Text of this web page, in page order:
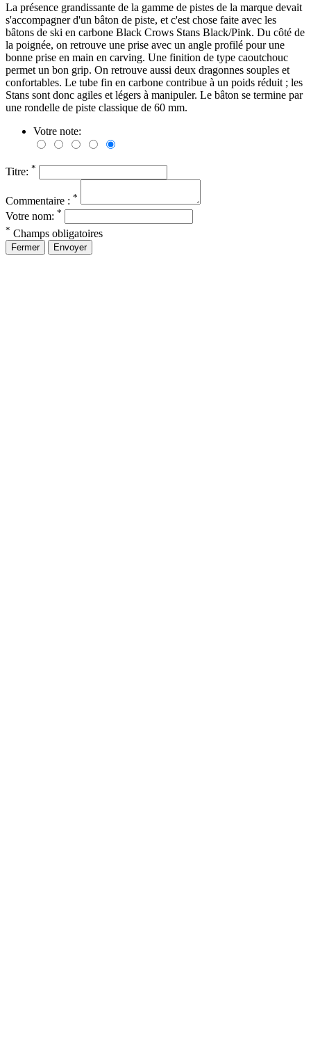
La présence grandissante de la gamme de pistes de la marque devait
s'accompagner d'un bâton de piste, et c'est chose faite avec les
bâtons de ski en carbone Black Crows Stans Black/Pink. Du côté de
la poignée, on retrouve une prise avec un angle profilé pour une
bonne prise en main en carving. Une finition de type caoutchouc
permet un bon grip. On retrouve aussi deux dragonnes souples et
confortables. Le tube fin en carbone contribue à un poids réduit ; les
Stans sont donc agiles et légers à manipuler. Le bâton se termine par
une rondelle de piste classique de 60 mm.
Votre note:
Titre: *
Commentaire : *
Votre nom: *
* Champs obligatoires
Fermer Envoyer